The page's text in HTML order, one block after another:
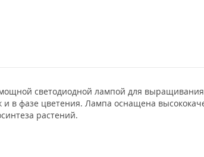
мощной светодиодной лампой для
и в фазе цветения. Лампа оснащена
растений.